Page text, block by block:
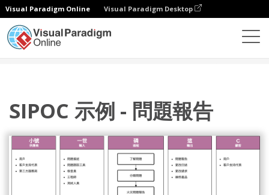
Visual Paradigm Online Visual Paradigm Desktop
SIPOC 示例 - 問題報告